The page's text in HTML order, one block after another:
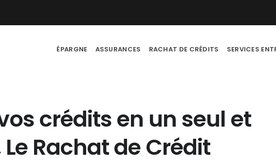
ÉPARGNE ASSURANCES RACHAT DE CRÉDITS SERVICES
crédits en un seul et
Rachat de Crédit